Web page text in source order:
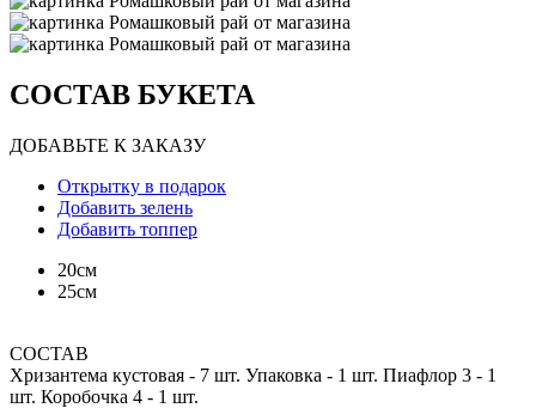
СОСТАВ БУКЕТА
ДОБАВЬТЕ К ЗАКАЗУ
Открытку в подарок
Добавить зелень
Добавить топпер
20см
25см
СОСТАВ
Хризантема кустовая - 7 шт. Упаковка - 1 шт. Пиафлор 3 - 1
шт. Коробочка 4 - 1 шт.